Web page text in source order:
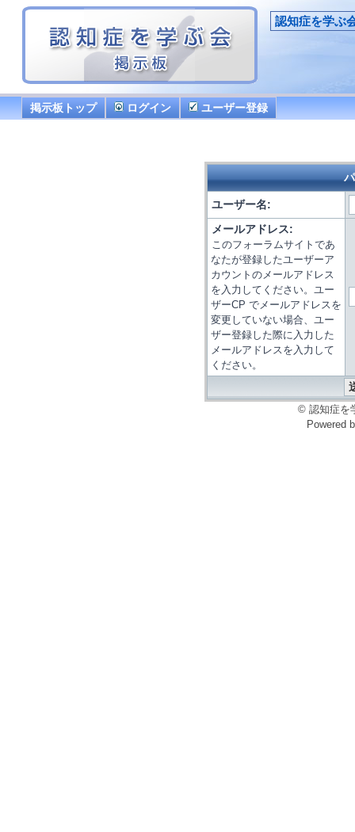
認知症を学ぶ
掲示板トップ ログイン ユーザー登録
ユーザー名:
メールアドレス:
このフォーラムサイトであ
なたが登録したユーザーア
カウントのメールアドレス
を入力してください。ユー
ザーCP でメールアドレスを
変更していない場合、ユー
ザー登録した際に入力した
メールアドレスを入力して
ください。
© 認知症を
Powered